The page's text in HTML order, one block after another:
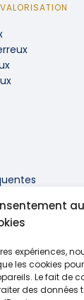
expériences,
les cookies
Le fait de
des données